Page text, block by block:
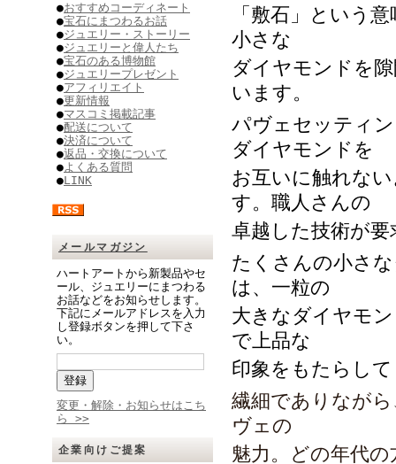
●おすすめコーディネート
●宝石にまつわるお話
●ジュエリー・ストーリー
●ジュエリーと偉人たち
●宝石のある博物館
●ジュエリープレゼント
●アフィリエイト
●更新情報
●マスコミ掲載記事
●配送について
●決済について
●返品・交換について
●よくある質問
●LINK
メールマガジン
ハートアートから新製品やセ
ール、ジュエリーにまつわる
お話などをお知らせします。
下記にメールアドレスを入力
し登録ボタンを押して下さ
い。
変更・解除・お知らせはこち
ら >>
企業向けご提案
「敷石」という
小さな
ダイヤモンドを
います。
パヴェセッティ
ダイヤモンドを
お互いに触れな
す。職人さんの
卓越した技術が
たくさんの小さ
は、一粒の
大きなダイヤモ
で上品な
印象をもたらし
繊細でありなが
ヴェの
魅力。どの年代